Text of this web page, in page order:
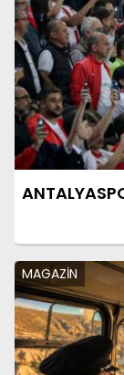
MAGAZİN